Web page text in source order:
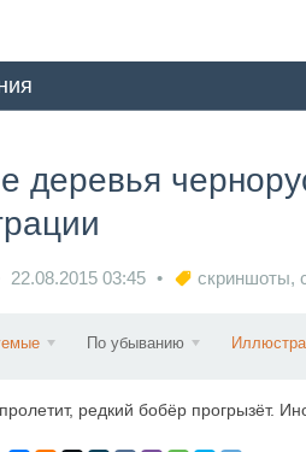
деревья
22.08.2015 03:45 скриншоты,
По убыванию
редкий бобёр прогрызёт.